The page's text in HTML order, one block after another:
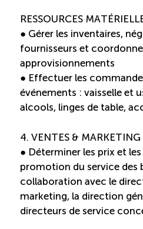
Catalogue de
ÉTUDES
EN
Facebook
LinkedInVimeo
RESSOURCES
● Gérer les inventaires,
fournisseurs et
approvisionnements
● Effectuer les
événements : vaisselle et
alcools, linges de table,
4. VENTES & MARKETING
● Déterminer les prix et
promotion du service des
collaboration avec le
marketing, la direction
directeurs de service